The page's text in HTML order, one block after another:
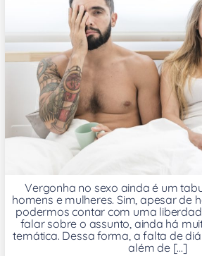
Vergonha no sexo ainda é um
homens e mulheres. Sim, apesar de
podermos contar com uma
falar sobre o assunto, ainda há
temática. Dessa forma, a falta de
além de [...]